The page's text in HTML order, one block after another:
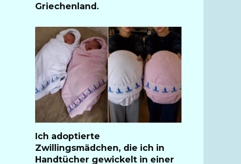
Griechenland.
Ich adoptierte
Zwillingsmädchen, die ich in
Handtücher gewickelt in einer